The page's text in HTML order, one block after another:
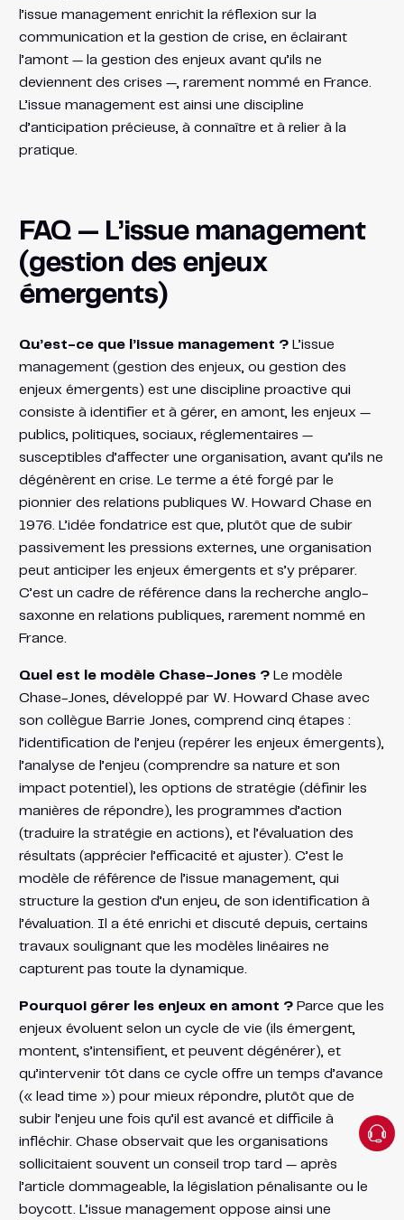
l’issue management enrichit la réflexion sur la
communication et la gestion de crise, en éclairant
l’amont — la gestion des enjeux avant qu’ils ne
deviennent des crises —, rarement nommé en France.
L’issue management est ainsi une discipline
d’anticipation précieuse, à connaître et à relier à la
pratique.
FAQ — L’issue management
(gestion des enjeux
émergents)
Qu’est-ce que l’issue management ?L’issue
management (gestion des enjeux, ou gestion des
enjeux émergents) est une discipline proactive qui
consiste à identifier et à gérer, en amont, les enjeux —
publics, politiques, sociaux, réglementaires —
susceptibles d’affecter une organisation, avant qu’ils ne
dégénèrent en crise. Le terme a été forgé par le
pionnier des relations publiques W. Howard Chase en
1976. L’idée fondatrice est que, plutôt que de subir
passivement les pressions externes, une organisation
peut anticiper les enjeux émergents et s’y préparer.
C’est un cadre de référence dans la recherche anglo-
saxonne en relations publiques, rarement nommé en
France.
Quel est le modèle Chase-Jones ?Le modèle
Chase-Jones, développé par W. Howard Chase avec
son collègue Barrie Jones, comprend cinq étapes :
l’identification de l’enjeu (repérer les enjeux émergents),
l’analyse de l’enjeu (comprendre sa nature et son
impact potentiel), les options de stratégie (définir les
manières de répondre), les programmes d’action
(traduire la stratégie en actions), et l’évaluation des
résultats (apprécier l’efficacité et ajuster). C’est le
modèle de référence de l’issue management, qui
structure la gestion d’un enjeu, de son identification à
l’évaluation. Il a été enrichi et discuté depuis, certains
travaux soulignant que les modèles linéaires ne
capturent pas toute la dynamique.
Pourquoi gérer les enjeux en amont ?Parce que les
enjeux évoluent selon un cycle de vie (ils émergent,
montent, s’intensifient, et peuvent dégénérer), et
qu’intervenir tôt dans ce cycle offre un temps d’avance
(« lead time ») pour mieux répondre, plutôt que de
subir l’enjeu une fois qu’il est avancé et difficile à
infléchir. Chase observait que les organisations
sollicitaient souvent un conseil trop tard — après
l’article dommageable, la législation pénalisante ou le
boycott. L’issue management oppose ainsi une